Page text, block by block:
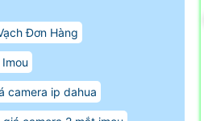
Đơn Hàng
camera ip dahua